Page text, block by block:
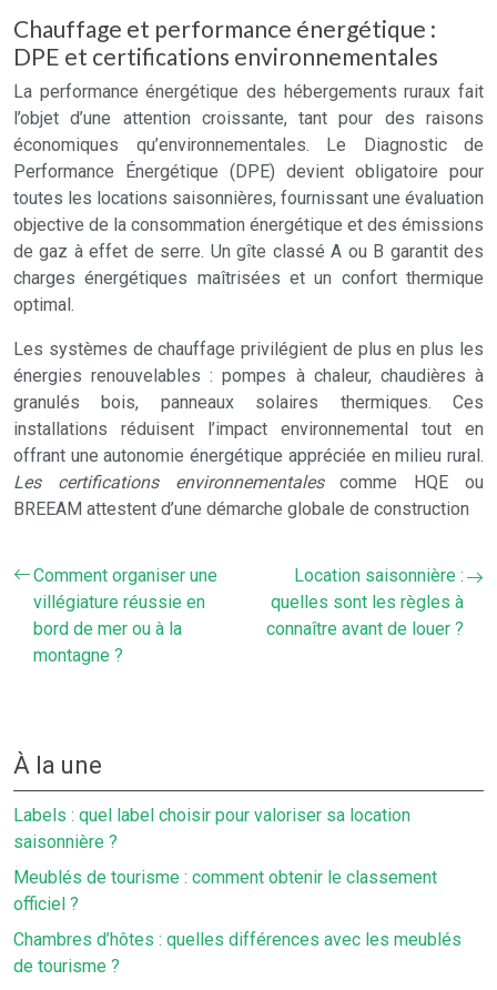
Chauffage et performance énergétique :
DPE et certifications environnementales
La performance énergétique des hébergements ruraux fait
l’objet d’une attention croissante, tant pour des raisons
économiques qu’environnementales. Le Diagnostic de
Performance Énergétique (DPE) devient obligatoire pour
toutes les locations saisonnières, fournissant une évaluation
objective de la consommation énergétique et des émissions
de gaz à effet de serre. Un gîte classé A ou B garantit des
charges énergétiques maîtrisées et un confort thermique
optimal.
Les systèmes de chauffage privilégient de plus en plus les
énergies renouvelables : pompes à chaleur, chaudières à
granulés bois, panneaux solaires thermiques. Ces
installations réduisent l’impact environnemental tout en
offrant une autonomie énergétique appréciée en milieu rural.
Les certifications environnementalescomme HQE ou
BREEAM attestent d’une démarche globale de construction
Comment organiser une
villégiature réussie en
bord de mer ou à la
montagne ?
Location saisonnière :
quelles sont les règles à
connaître avant de louer ?
À la une
Labels : quel label choisir pour valoriser sa location
saisonnière ?
Meublés de tourisme : comment obtenir le classement
officiel ?
Chambres d’hôtes : quelles différences avec les meublés
de tourisme ?